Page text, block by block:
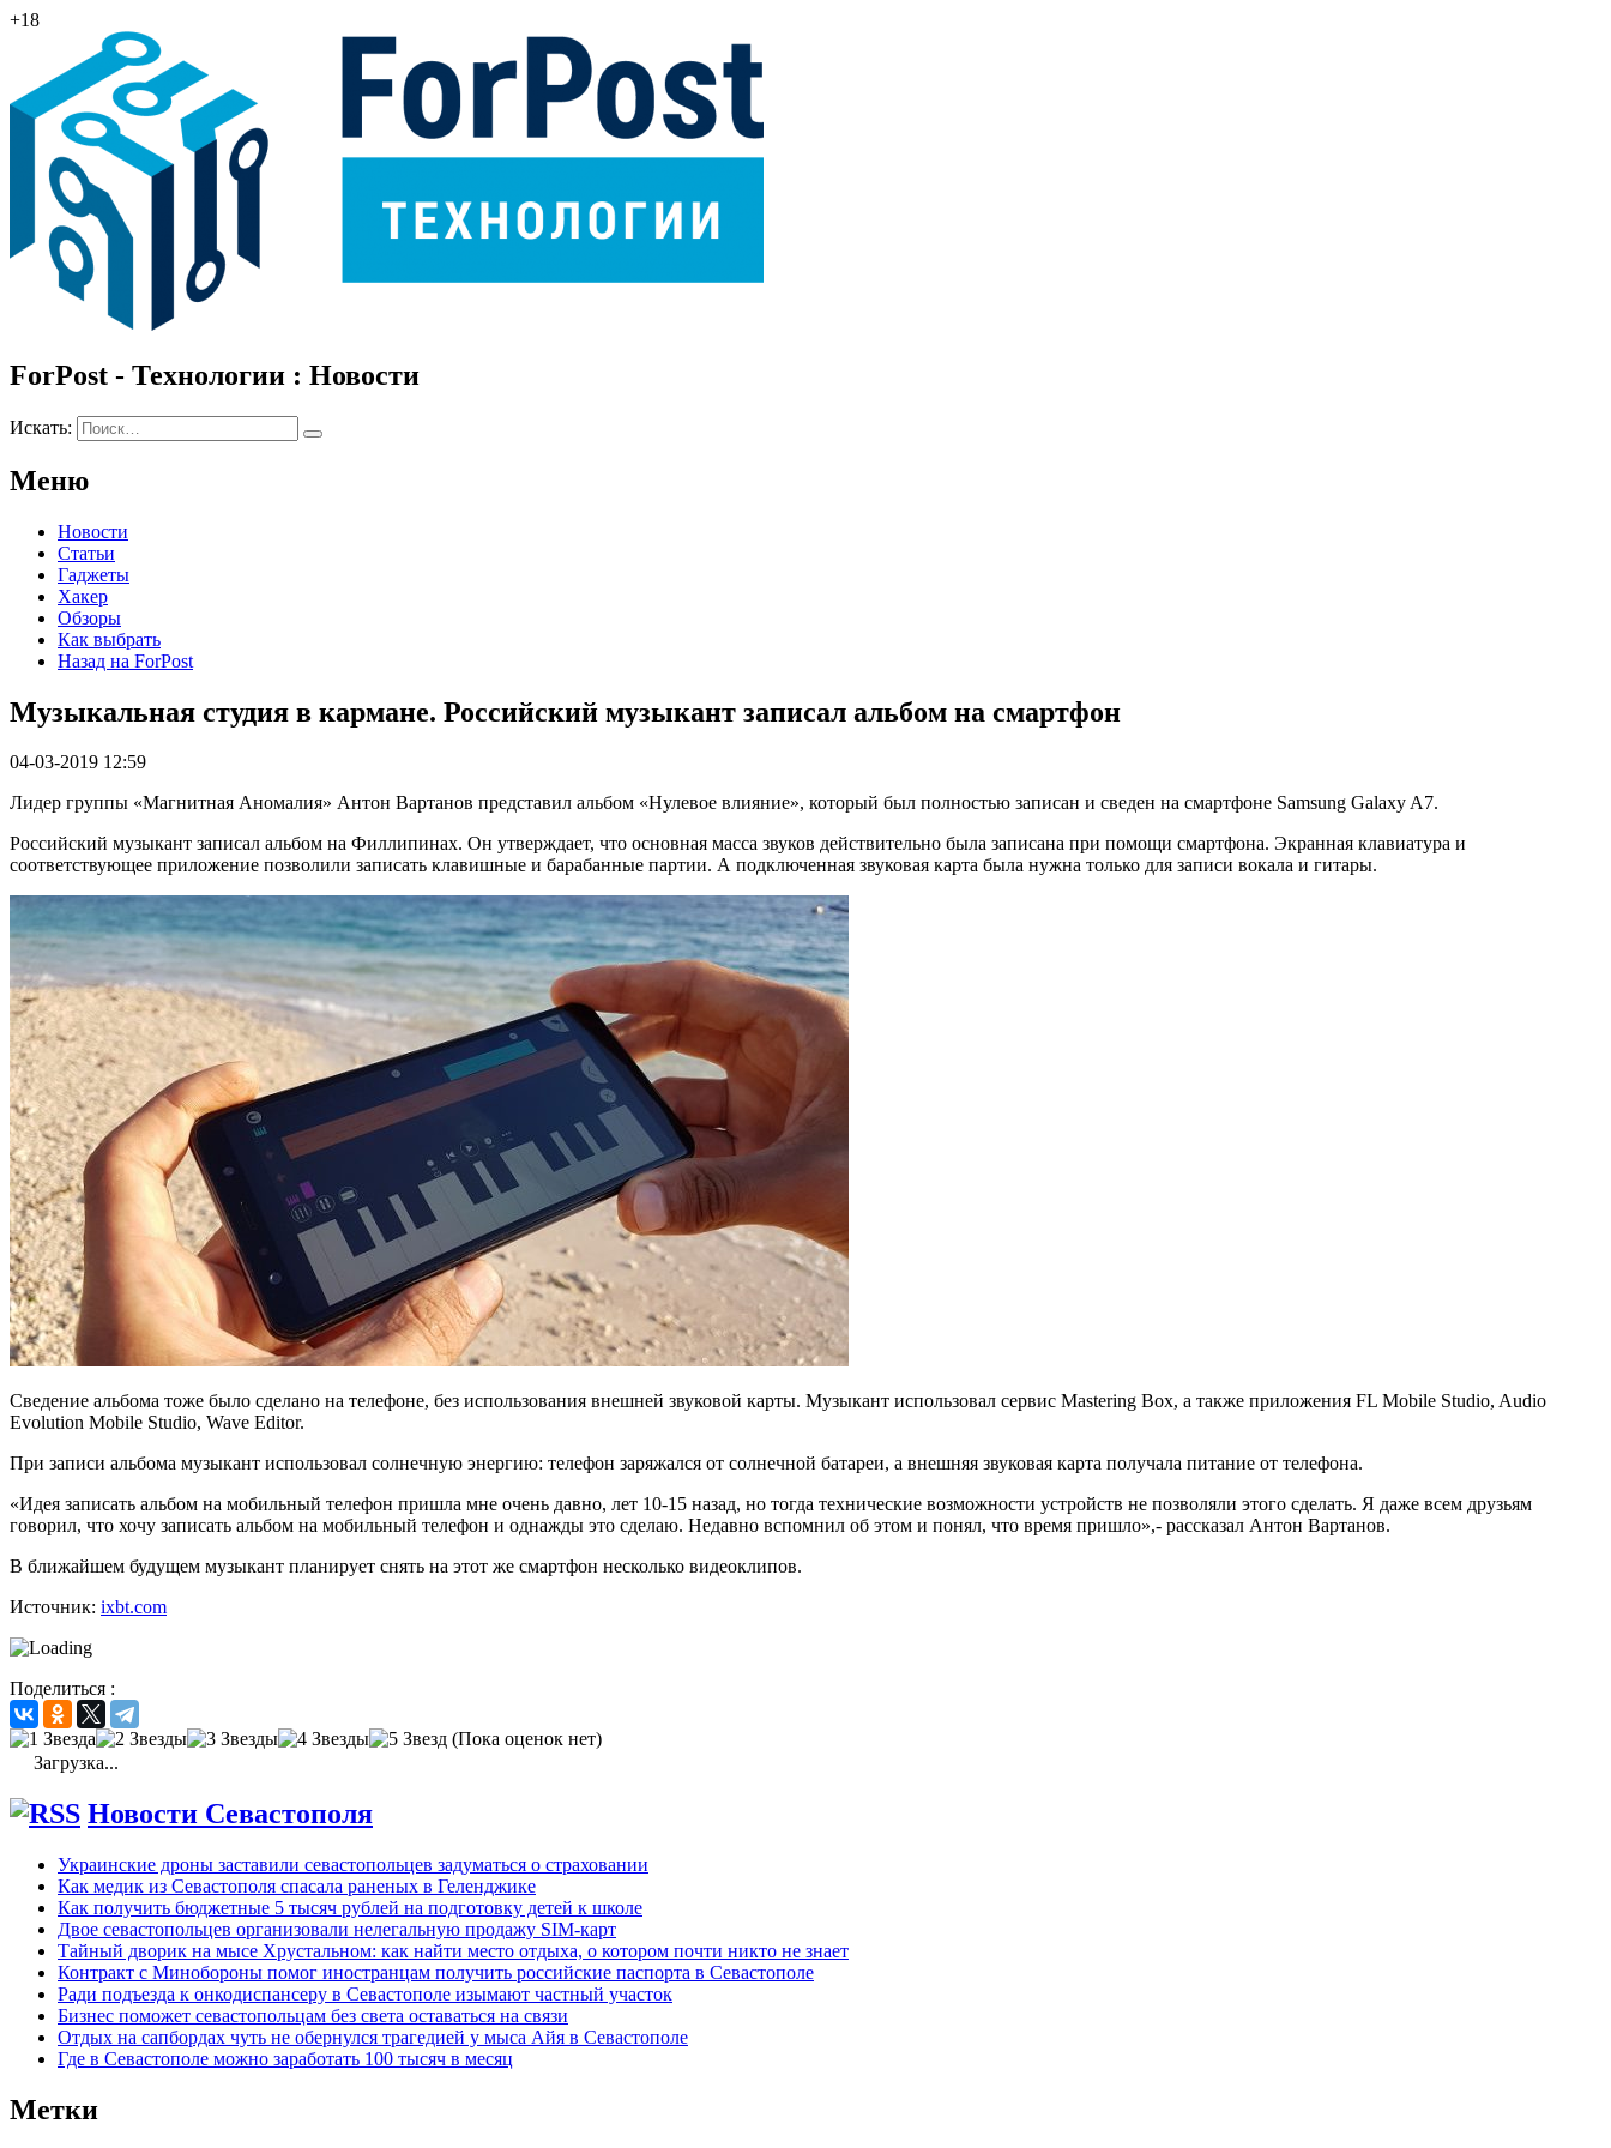
+18
ForPost - Технологии : Новости
Искать:
Меню
Новости
Статьи
Гаджеты
Хакер
Обзоры
Как выбрать
Назад на ForPost
Музыкальная студия в кармане. Российский музыкант записал альбом на смартфон
04-03-2019 12:59
Лидер группы «Магнитная Аномалия» Антон Вартанов представил альбом «Нулевое влияние», который был полностью записан и сведен на смартфоне Samsung Galaxy A7.
Российский музыкант записал альбом на Филлипинах. Он утверждает, что основная масса звуков действительно была записана при помощи смартфона. Экранная клавиатура и
соответствующее приложение позволили записать клавишные и барабанные партии. А подключенная звуковая карта была нужна только для записи вокала и гитары.
Сведение альбома тоже было сделано на телефоне, без использования внешней звуковой карты. Музыкант использовал сервис Mastering Box, а также приложения FL Mobile Studio, Audio
Evolution Mobile Studio, Wave Editor.
При записи альбома музыкант использовал солнечную энергию: телефон заряжался от солнечной батареи, а внешняя звуковая карта получала питание от телефона.
«Идея записать альбом на мобильный телефон пришла мне очень давно, лет 10-15 назад, но тогда технические возможности устройств не позволяли этого сделать. Я даже всем друзьям
говорил, что хочу записать альбом на мобильный телефон и однажды это сделаю. Недавно вспомнил об этом и понял, что время пришло»,- рассказал Антон Вартанов.
В ближайшем будущем музыкант планирует снять на этот же смартфон несколько видеоклипов.
Источник: ixbt.com
Поделиться :
(Пока оценок нет)
Загрузка...
Новости Севастополя
Украинские дроны заставили севастопольцев задуматься о страховании
Как медик из Севастополя спасала раненых в Геленджике
Как получить бюджетные 5 тысяч рублей на подготовку детей к школе
Двое севастопольцев организовали нелегальную продажу SIM-карт
Тайный дворик на мысе Хрустальном: как найти место отдыха, о котором почти никто не знает
Контракт с Минобороны помог иностранцам получить российские паспорта в Севастополе
Ради подъезда к онкодиспансеру в Севастополе изымают частный участок
Бизнес поможет севастопольцам без света оставаться на связи
Отдых на сапбордах чуть не обернулся трагедией у мыса Айя в Севастополе
Где в Севастополе можно заработать 100 тысяч в месяц
Метки